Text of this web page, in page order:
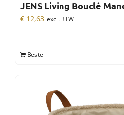
JENS Living Bouclé
€ 12,63 excl. BTW
Bestel